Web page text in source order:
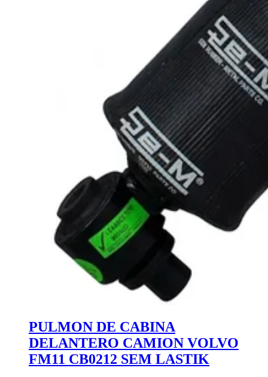
PULMON DE CABINA
DELANTERO CAMION VOLVO
FM11 CB0212 SEM LASTIK